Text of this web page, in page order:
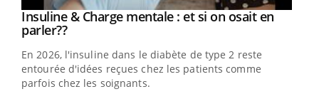
Youtube
Insuline & Charge mentale : et si on osait en
parler??Youtube
En 2026, l'insuline dans le diabète de type 2 reste
entourée d'idées reçues chez les patients comme
parfois chez les soignants.